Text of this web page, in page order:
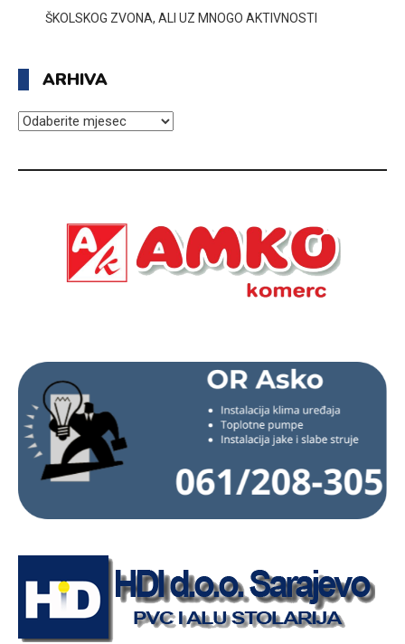
ŠKOLSKOG ZVONA, ALI UZ MNOGO AKTIVNOSTI
ARHIVA
ARHIVA